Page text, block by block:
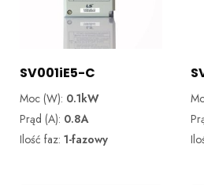
SV001iE5-C
Moc (W): 0.1kW
Prąd (A): 0.8A
Ilość faz: 1-fazowy